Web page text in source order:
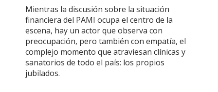
Mientras la discusión sobre la situación
financiera del PAMI ocupa el centro de la
escena, hay un actor que observa con
preocupación, pero también con empatía, el
complejo momento que atraviesan clínicas y
sanatorios de todo el país: los propios
jubilados.